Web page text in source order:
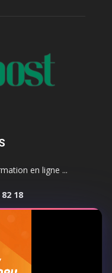
en ligne ...
18